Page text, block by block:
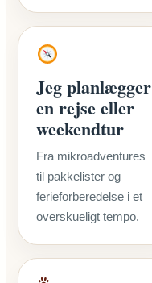
Jeg planlægger
en rejse eller
weekendtur
Fra mikroadventures
til pakkelister og
ferieforberedelse i et
overskueligt tempo.